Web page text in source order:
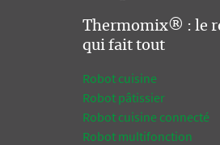
Thermomix® : le
qui fait tout
Robot cuisine
Robot pâtissier
Robot cuisine connecté
Robot multifonction